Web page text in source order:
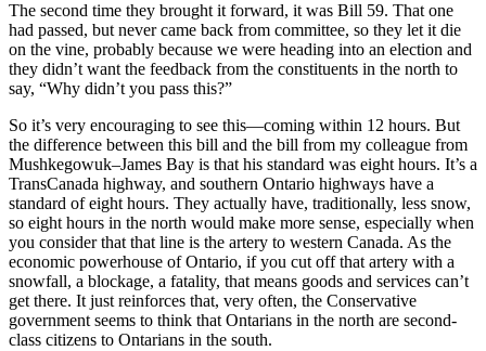
The second time they brought it forward, it was Bill 59. That one
had passed, but never came back from committee, so they let it die
on the vine, probably because we were heading into an election and
they didn’t want the feedback from the constituents in the north to
say, “Why didn’t you pass this?”
So it’s very encouraging to see this—coming within 12 hours. But
the difference between this bill and the bill from my colleague from
Mushkegowuk–James Bay is that his standard was eight hours. It’s a
TransCanada highway, and southern Ontario highways have a
standard of eight hours. They actually have, traditionally, less snow,
so eight hours in the north would make more sense, especially when
you consider that that line is the artery to western Canada. As the
economic powerhouse of Ontario, if you cut off that artery with a
snowfall, a blockage, a fatality, that means goods and services can’t
get there. It just reinforces that, very often, the Conservative
government seems to think that Ontarians in the north are second-
class citizens to Ontarians in the south.